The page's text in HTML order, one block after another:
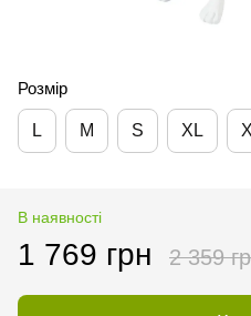
Розмір
L M S XL
В наявності
1 769 грн 2 359